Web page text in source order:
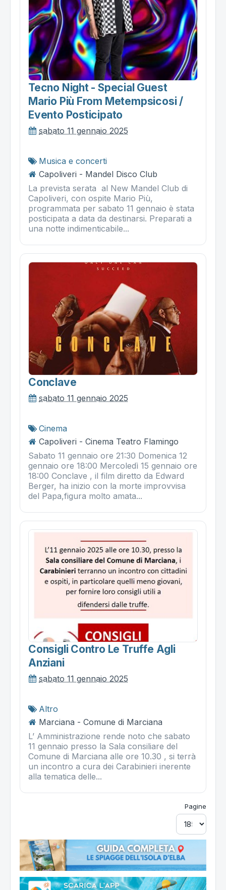
Tecno Night - Special Guest
Mario Più From Metempsicosi /
Evento Posticipato
sabato 11 gennaio 2025
Musica e concerti
Capoliveri - Mandel Disco Club
La prevista serata al New Mandel Club di
Capoliveri, con ospite Mario Più,
programmata per sabato 11 gennaio è stata
posticipata a data da destinarsi. Preparati a
una notte indimenticabile...
Conclave
sabato 11 gennaio 2025
Cinema
Capoliveri - Cinema Teatro Flamingo
Sabato 11 gennaio ore 21:30 Domenica 12
gennaio ore 18:00 Mercoledì 15 gennaio ore
18:00 Conclave , il film diretto da Edward
Berger, ha inizio con la morte improvvisa
del Papa,figura molto amata...
Consigli Contro Le Truffe Agli
Anziani
sabato 11 gennaio 2025
Altro
Marciana - Comune di Marciana
L’ Amministrazione rende noto che sabato
11 gennaio presso la Sala consiliare del
Comune di Marciana alle ore 10.30 , si terrà
un incontro a cura dei Carabinieri inerente
alla tematica delle...
Pagine